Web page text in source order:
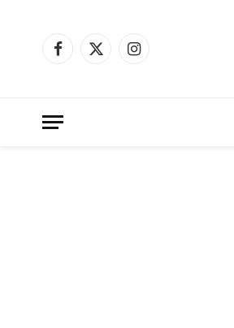
Facebook
X
Instagram